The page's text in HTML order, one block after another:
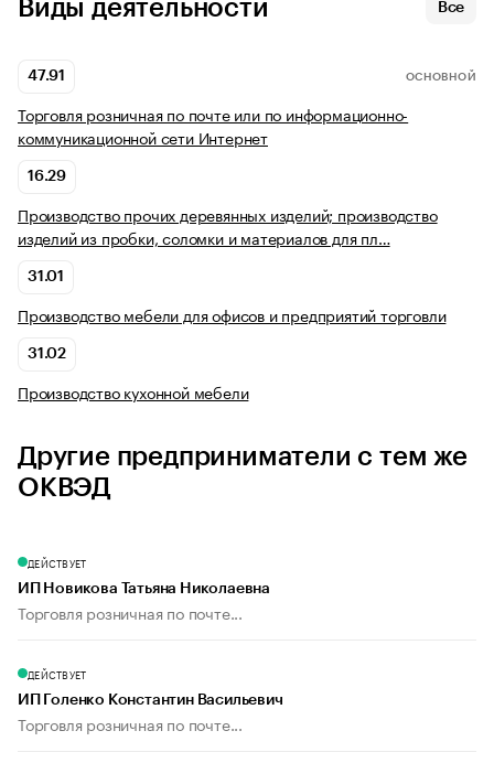
Виды деятельности Все
47.91 ОСНОВНОЙ
Торговля розничная по почте или по информационно-
коммуникационной сети Интернет
16.29
Производство прочих деревянных изделий; производство
изделий из пробки, соломки и материалов для пл…
31.01
Производство мебели для офисов и предприятий торговли
31.02
Производство кухонной мебели
Другие предприниматели с тем же
ОКВЭД
ДЕЙСТВУЕТ
ИП Новикова Татьяна Николаевна
Торговля розничная по почте...
ДЕЙСТВУЕТ
ИП Голенко Константин Васильевич
Торговля розничная по почте...